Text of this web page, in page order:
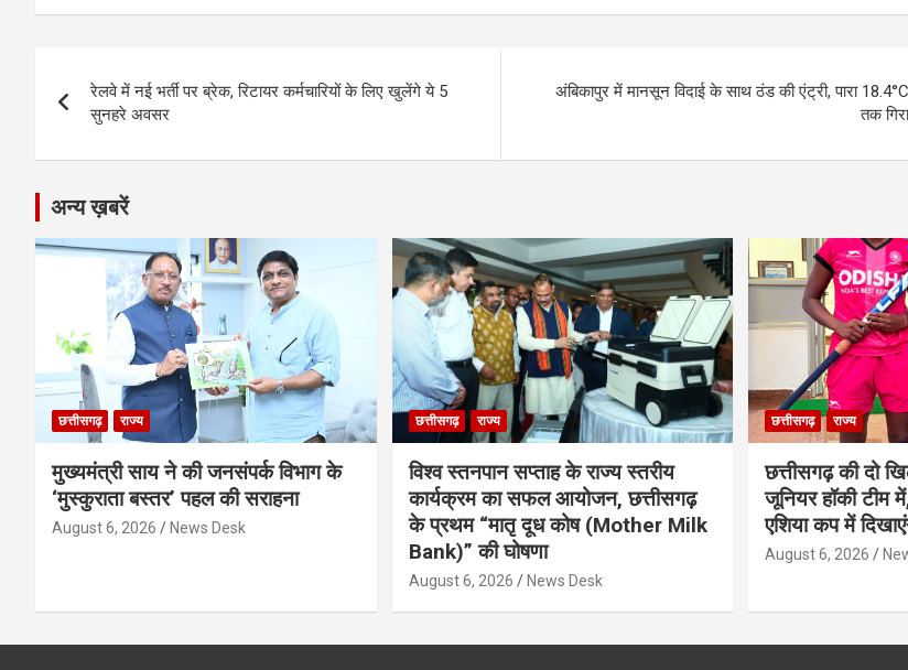
ce
o
o
k
se
g
er
at
A
p
e
a
ail py
n
ar
navigation
रेलवे में नई भर्ती पर ब्रेक, रिटायर कर्मचारियों के लिए खुलेंगे ये 5
सुनहरे अवसर
अंबिकापुर में मानसून विदाई के साथ ठंड की एंट्री, पारा 18.4°C
तक
अन्य ख़बरें
छत्तीसगढ़ राज्य
मुख्यमंत्री साय ने की जनसंपर्क विभाग के
‘मुस्कुराता बस्तर’ पहल की सराहना
August 6, 2026 News Desk
छत्तीसगढ़ राज्य
विश्व स्तनपान सप्ताह के राज्य स्तरीय
कार्यक्रम का सफल आयोजन, छत्तीसगढ़
के प्रथम “मातृ दूध कोष (Mother Milk
Bank)” की घोषणा
August 6, 2026 News Desk
छत्तीसगढ़ राज्य
छत्तीसगढ़ की दो
जूनियर हॉकी टीम
एशिया कप में
August 6, 2026